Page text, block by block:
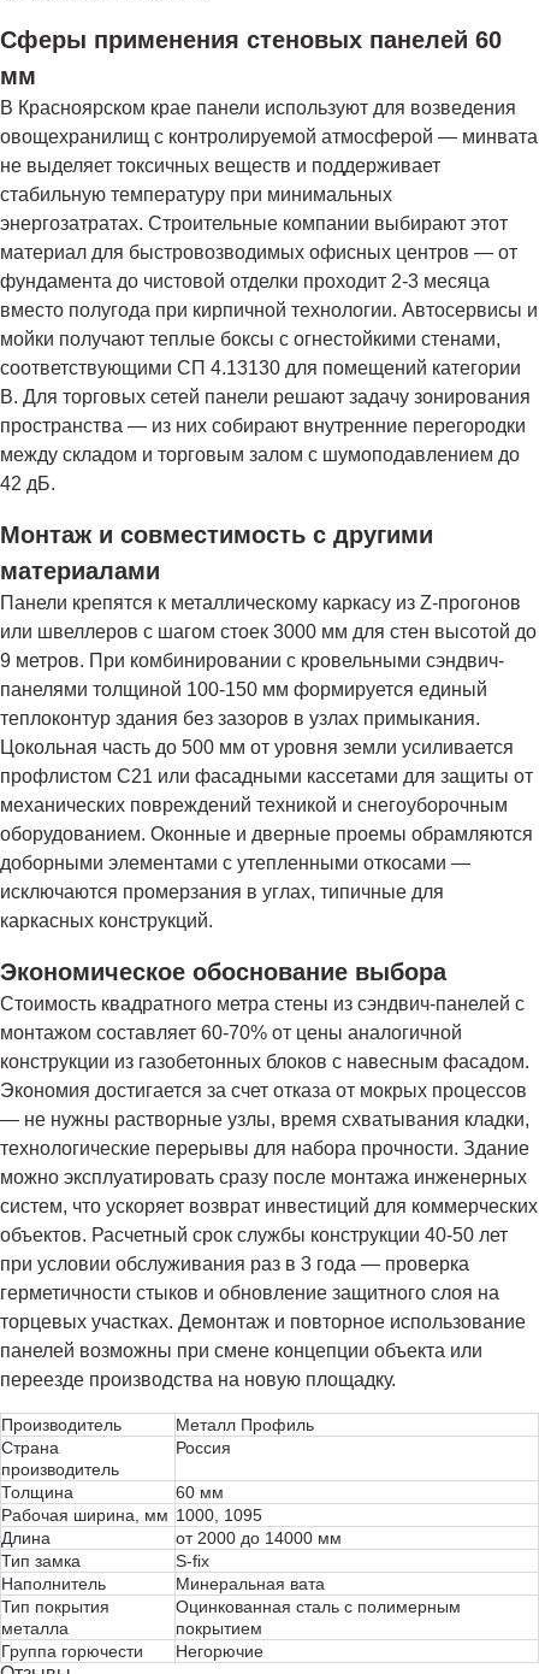
Сферы применения стеновых панелей 60
мм
В Красноярском крае панели используют для возведения
овощехранилищ с контролируемой атмосферой — минвата
не выделяет токсичных веществ и поддерживает
стабильную температуру при минимальных
энергозатратах. Строительные компании выбирают этот
материал для быстровозводимых офисных центров — от
фундамента до чистовой отделки проходит 2-3 месяца
вместо полугода при кирпичной технологии. Автосервисы и
мойки получают теплые боксы с огнестойкими стенами,
соответствующими СП 4.13130 для помещений категории
В. Для торговых сетей панели решают задачу зонирования
пространства — из них собирают внутренние перегородки
между складом и торговым залом с шумоподавлением до
42 дБ.
Монтаж и совместимость с другими
материалами
Панели крепятся к металлическому каркасу из Z-прогонов
или швеллеров с шагом стоек 3000 мм для стен высотой до
9 метров. При комбинировании с кровельными сэндвич-
панелями толщиной 100-150 мм формируется единый
теплоконтур здания без зазоров в узлах примыкания.
Цокольная часть до 500 мм от уровня земли усиливается
профлистом С21 или фасадными кассетами для защиты от
механических повреждений техникой и снегоуборочным
оборудованием. Оконные и дверные проемы обрамляются
доборными элементами с утепленными откосами —
исключаются промерзания в углах, типичные для
каркасных конструкций.
Экономическое обоснование выбора
Стоимость квадратного метра стены из сэндвич-панелей с
монтажом составляет 60-70% от цены аналогичной
конструкции из газобетонных блоков с навесным фасадом.
Экономия достигается за счет отказа от мокрых процессов
— не нужны растворные узлы, время схватывания кладки,
технологические перерывы для набора прочности. Здание
можно эксплуатировать сразу после монтажа инженерных
систем, что ускоряет возврат инвестиций для коммерческих
объектов. Расчетный срок службы конструкции 40-50 лет
при условии обслуживания раз в 3 года — проверка
герметичности стыков и обновление защитного слоя на
торцевых участках. Демонтаж и повторное использование
панелей возможны при смене концепции объекта или
переезде производства на новую площадку.
Производитель
Металл Профиль
Страна
производитель
Россия
Толщина
60 мм
Рабочая ширина, мм 1000, 1095
Длина
от 2000 до 14000 мм
Тип замка
S-fix
Наполнитель
Минеральная вата
Тип покрытия
металла
Оцинкованная сталь с полимерным
покрытием
Группа горючести
Негорючие